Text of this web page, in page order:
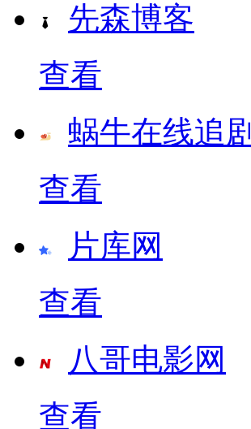
先森博客
查看
蜗牛在线追剧
查看
片库网
查看
八哥电影网
查看